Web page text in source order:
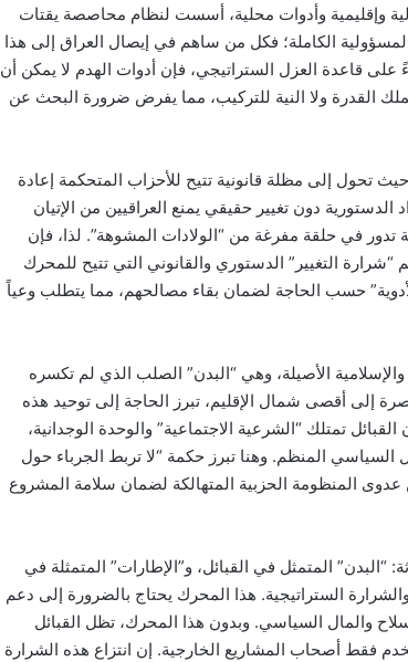
وإقليمية وأدوات محلية، أسست لنظام محاصصة يقتات
الكاملة؛ فكل من ساهم في إيصال العراق إلى هذا
على قاعدة العزل الستراتيجي، فإن أدوات الهدم لا يمكن أن
القدرة ولا النية للتركيب، مما يفرض ضرورة البحث عن
تحول إلى مظلة قانونية تتيح للأحزاب المتحكمة إعادة
دون تغيير حقيقي يمنع العراقيين من الإتيان
تدور في حلقة مفرغة من “الولادات المشوهة”. لذا، فإن
التغيير” الدستوري والقانوني التي تتيح للمحرك
حسب الحاجة لضمان بقاء مصالحهم، مما يتطلب وعياً
والإسلامية الأصيلة، وهي “البدن” الصلب الذي لم تكسره
إلى أقصى شمال الإقليم، تبرز الحاجة إلى توحيد هذه
تمتلك “الشرعية الاجتماعية” والوحدة الوجدانية،
السياسي المنظم. وهنا تبرز حكمة “لا تربط الجرباء حول
المنظومة الحزبية المتهالكة لضمان سلامة المشروع
“البدن” المتمثل في القبائل، و”الإطارات” المتمثلة في
الستراتيجية. هذا المحرك يحتاج بالضرورة إلى دعم
والمال السياسي. وبدون هذا المحرك، تظل القبائل
فقط أصحاب المشاريع الخارجية. إن انتزاع هذه الشرارة